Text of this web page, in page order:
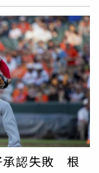
乏運動風氣。即使
減少，即使如此，
，而南韓的高中棒
30分之一，而且在
也導致許多具有隱
一天。最後這位棒
重長幼尊卑，因此
時，就曾遇過年長
的話，我就會把你
一切由教練獨斷的
發揮他們的特長。
注意到許多才華洋
格評價全紅嬋」、
紅嬋當然不用跳一
、「全紅嬋作為世
領域做到了極
帳號關閉。據了
後，有德國選手向
拿出金牌，並說
分「寵愛」全紅
近日在一場直播中表
癲癲全紅嬋也開始
不可能跳一輩子
」？未料朱小龍這
承認失敗 根